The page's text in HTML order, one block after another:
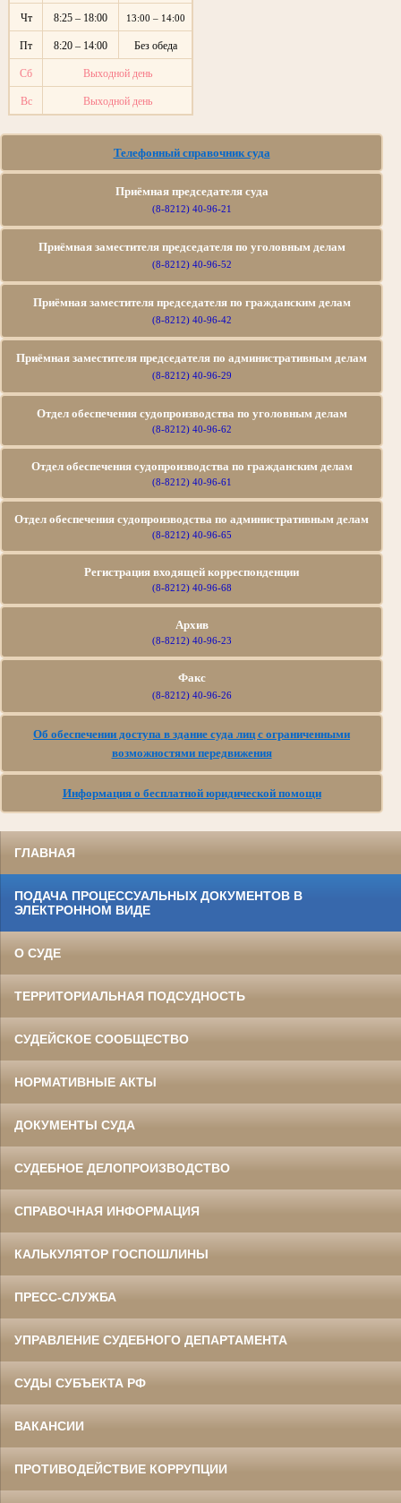
Чт 8:25 – 18:00 13:00 – 14:00
Пт 8:20 – 14:00 Без обеда
Сб Выходной день
Вс Выходной день
Телефонный справочник суда
Приёмная председателя суда
(8-8212) 40-96-21
Приёмная заместителя председателя по уголовным делам
(8-8212) 40-96-52
Приёмная заместителя председателя по гражданским делам
(8-8212) 40-96-42
Приёмная заместителя председателя по административным делам
(8-8212) 40-96-29
Отдел обеспечения судопроизводства по уголовным делам
(8-8212) 40-96-62
Отдел обеспечения судопроизводства по гражданским делам
(8-8212) 40-96-61
Отдел обеспечения судопроизводства по административным делам
(8-8212) 40-96-65
Регистрация входящей корреспонденции
(8-8212) 40-96-68
Архив
(8-8212) 40-96-23
Факс
(8-8212) 40-96-26
Об обеспечении доступа в здание суда лиц с ограниченными
возможностями передвижения
Информация о бесплатной юридической помощи
ГЛАВНАЯ
ПОДАЧА ПРОЦЕССУАЛЬНЫХ ДОКУМЕНТОВ В
ЭЛЕКТРОННОМ ВИДЕ
О СУДЕ
ТЕРРИТОРИАЛЬНАЯ ПОДСУДНОСТЬ
СУДЕЙСКОЕ СООБЩЕСТВО
НОРМАТИВНЫЕ АКТЫ
ДОКУМЕНТЫ СУДА
СУДЕБНОЕ ДЕЛОПРОИЗВОДСТВО
СПРАВОЧНАЯ ИНФОРМАЦИЯ
КАЛЬКУЛЯТОР ГОСПОШЛИНЫ
ПРЕСС-СЛУЖБА
УПРАВЛЕНИЕ СУДЕБНОГО ДЕПАРТАМЕНТА
СУДЫ СУБЪЕКТА РФ
ВАКАНСИИ
ПРОТИВОДЕЙСТВИЕ КОРРУПЦИИ